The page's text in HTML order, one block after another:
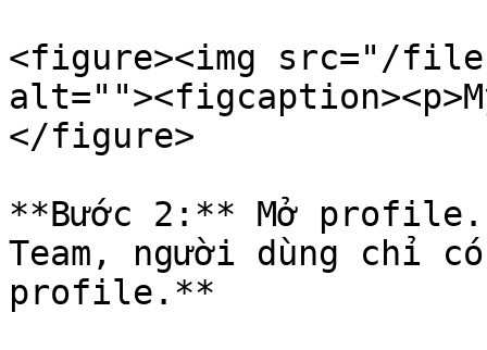
<figure><img src="/
</figure>
**Bước 2:** Mở
Team, người dùng chỉ
profile.**